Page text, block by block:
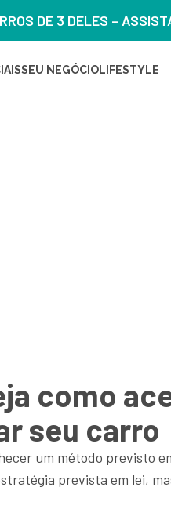
DE 3 DELES –
SEU NEGÓCIOLIFESTYLE
como
seu carro
um método previsto
prevista em lei,